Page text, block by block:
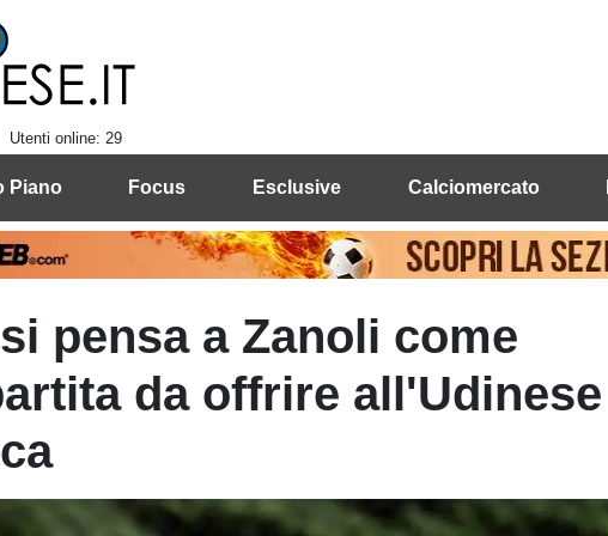
Utenti online: 29
Piano Focus Esclusive Calciomercato
pensa a Zanoli come
da offrire all'Udinese